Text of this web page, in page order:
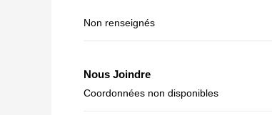
Non renseignés
Nous Joindre
Coordonnées non disponibles